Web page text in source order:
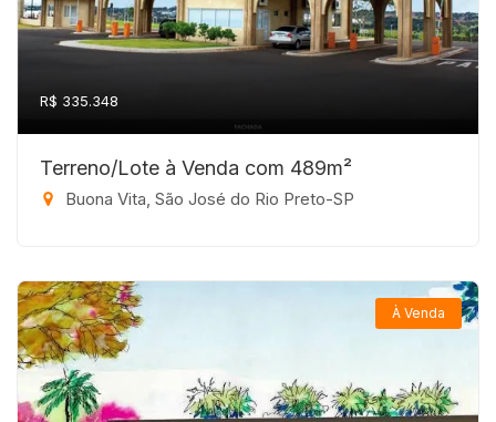
R$ 335.348
Terreno/Lote à Venda com 489m²
Buona Vita, São José do Rio Preto-SP
À Venda